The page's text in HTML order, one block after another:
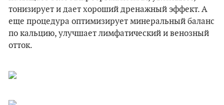
тонизирует и дает хороший дренажный эффект. А
еще процедура оптимизирует минеральный баланс
по кальцию, улучшает лимфатический и венозный
отток.